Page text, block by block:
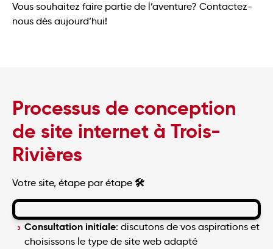
Vous souhaitez faire partie de l’aventure? Contactez-
nous dès aujourd’hui!
Processus de conception
de site internet à Trois-
Rivières
Votre site, étape par étape 🛠️
Consultation initiale: discutons de vos aspirations et
choisissons le type de site web adapté